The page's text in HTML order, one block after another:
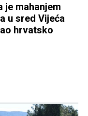
je mahanjem
u sred Vijeća
hrvatsko